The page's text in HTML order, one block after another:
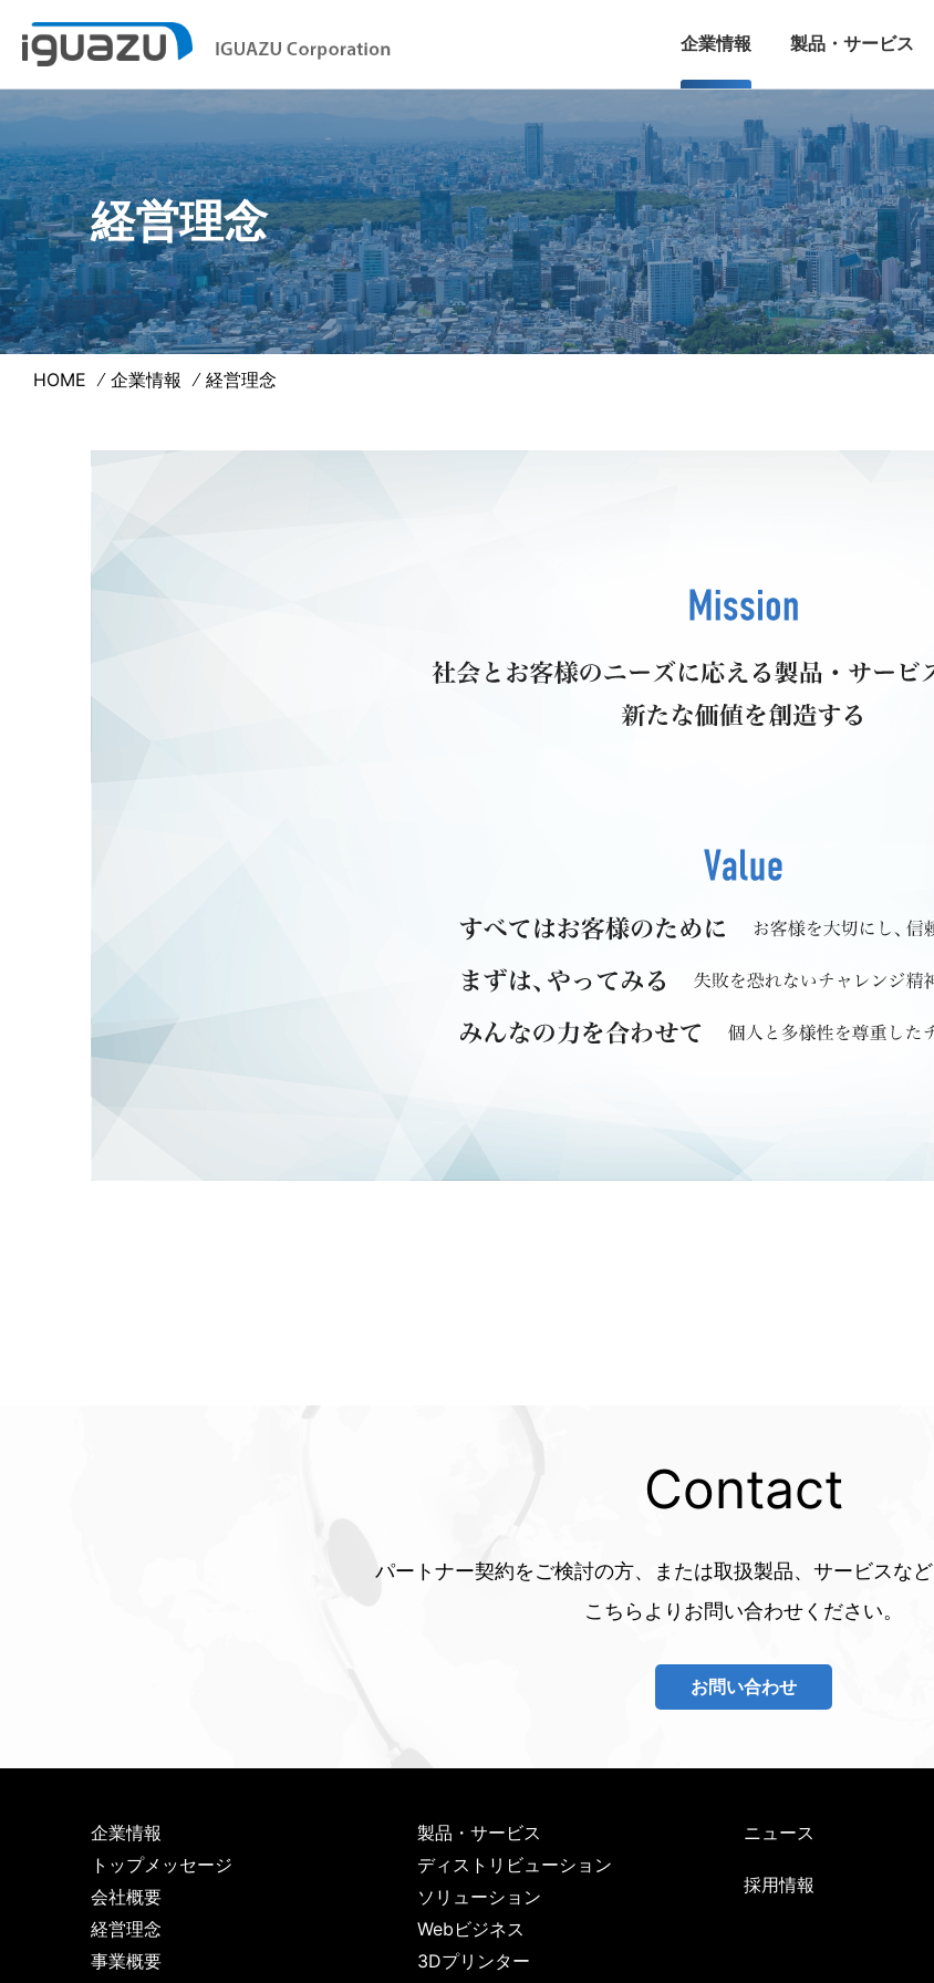
企業情報 製品・サービス
経営理念
HOME 企業情報 経営理念
Contact
パートナー契約をご検討の方、または取扱製品、サービスな
こちらよりお問い合わせください。
お問い合わせ
企業情報
トップメッセージ
会社概要
経営理念
事業概要
製品・サービス
ディストリビューション
ソリューション
Webビジネス
3Dプリンター
ニュース
採用情報